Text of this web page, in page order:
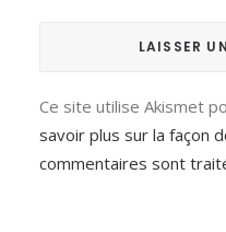
Ce site utilise Akismet
savoir plus sur la façon
commentaires sont